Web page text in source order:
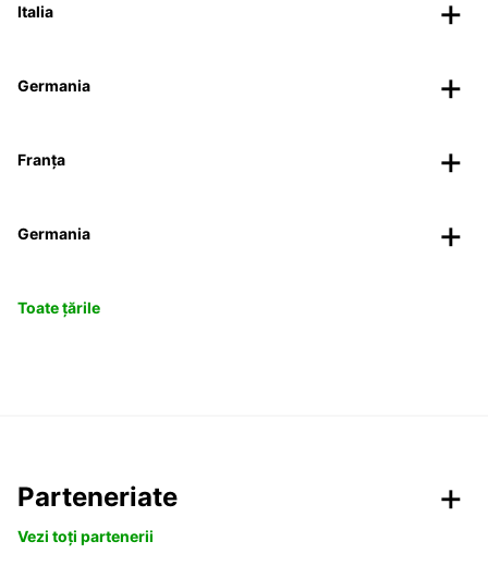
Italia
Germania
Franța
Germania
Toate țările
Parteneriate
Vezi toți partenerii